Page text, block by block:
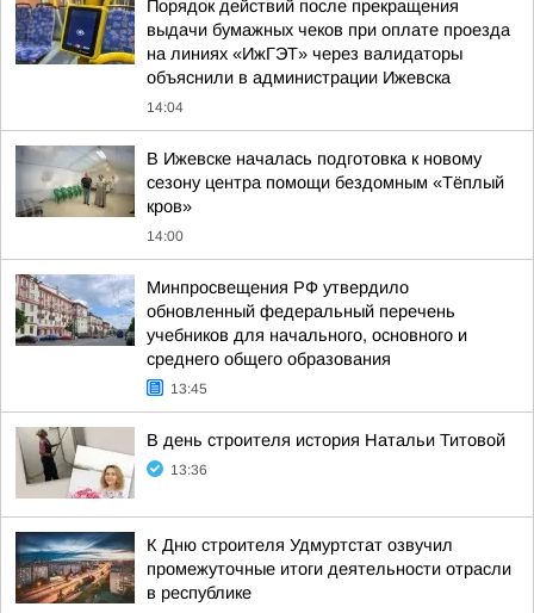
Порядок действий после прекращения
выдачи бумажных чеков при оплате проезда
на линиях «ИжГЭТ» через валидаторы
объяснили в администрации Ижевска
14:04
В Ижевске началась подготовка к новому
сезону центра помощи бездомным «Тёплый
кров»
14:00
Минпросвещения РФ утвердило
обновленный федеральный перечень
учебников для начального, основного и
среднего общего образования
13:45
В день строителя история Натальи Титовой
13:36
К Дню строителя Удмуртстат озвучил
промежуточные итоги деятельности отрасли
в республике